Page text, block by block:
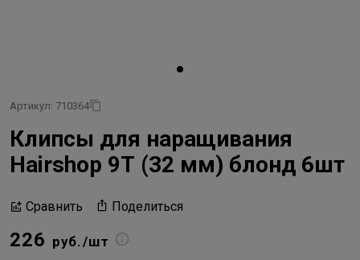
Артикул: 710364
Клипсы для наращивания
Hairshop 9Т (32 мм) блонд 6шт
Сравнить Поделиться
226 руб./шт